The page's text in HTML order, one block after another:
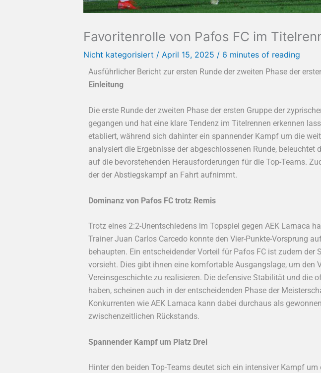
Favoritenrolle von Pafos FC im
Nicht kategorisiert / April 15, 2025 / 6 minutes of reading
Ausführlicher Bericht zur ersten Runde der zweiten Phase der
Einleitung
Die erste Runde der zweiten Phase der ersten Gruppe der
gegangen und hat eine klare Tendenz im Titelrennen erkennen
etabliert, während sich dahinter ein spannender Kampf um die
analysiert die Ergebnisse der abgeschlossenen Runde,
auf die bevorstehenden Herausforderungen für die Top-Teams.
der der Abstiegskampf an Fahrt aufnimmt.
Dominanz von Pafos FC trotz Remis
Trotz eines 2:2-Unentschiedens im Topspiel gegen AEK Larnaca
Trainer Juan Carlos Carcedo konnte den Vier-Punkte-Vorsprung
behaupten. Ein entscheidender Vorteil für Pafos FC ist zudem
vorsieht. Dies gibt ihnen eine komfortable Ausgangslage, um den
Vereinsgeschichte zu realisieren. Die defensive Stabilität und die
haben, scheinen auch in der entscheidenden Phase der
Konkurrenten wie AEK Larnaca kann dabei durchaus als
zwischenzeitlichen Rückstands.
Spannender Kampf um Platz Drei
Hinter den beiden Top-Teams deutet sich ein intensiver Kampf